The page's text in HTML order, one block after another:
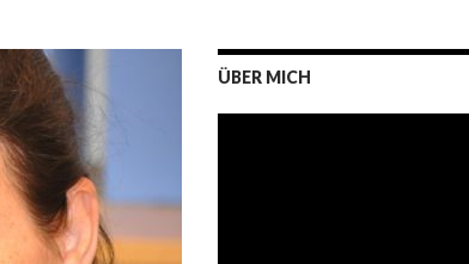
ÜBER MICH